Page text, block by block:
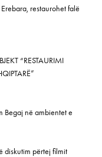
restaurohet falë
“RESTAURIMI
Begaj në ambientet e
diskutim përtej filmit